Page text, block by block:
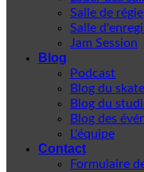
Salle de régie
Salle
Jam Session
Blog
Podcast
Blog du
Blog du
Blog des
L'équipe
Contact
Formulaire